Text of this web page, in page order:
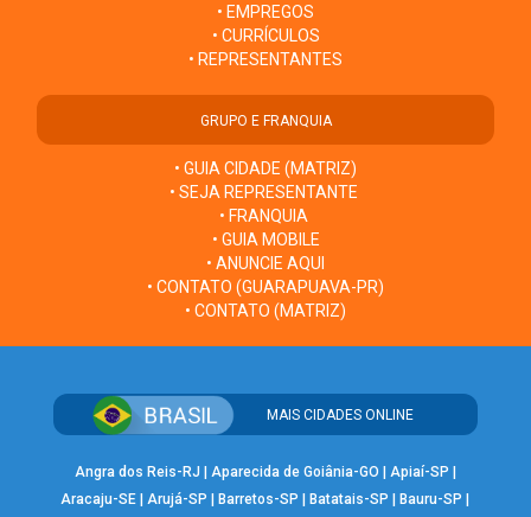
• EMPREGOS
• CURRÍCULOS
• REPRESENTANTES
GRUPO E FRANQUIA
• GUIA CIDADE (MATRIZ)
• SEJA REPRESENTANTE
• FRANQUIA
• GUIA MOBILE
• ANUNCIE AQUI
• CONTATO (GUARAPUAVA-PR)
• CONTATO (MATRIZ)
MAIS CIDADES ONLINE
Angra dos Reis-RJ Aparecida de Goiânia-GO Apiaí-SP
Aracaju-SE |Arujá-SP Barretos-SP Batatais-SP Bauru-SP